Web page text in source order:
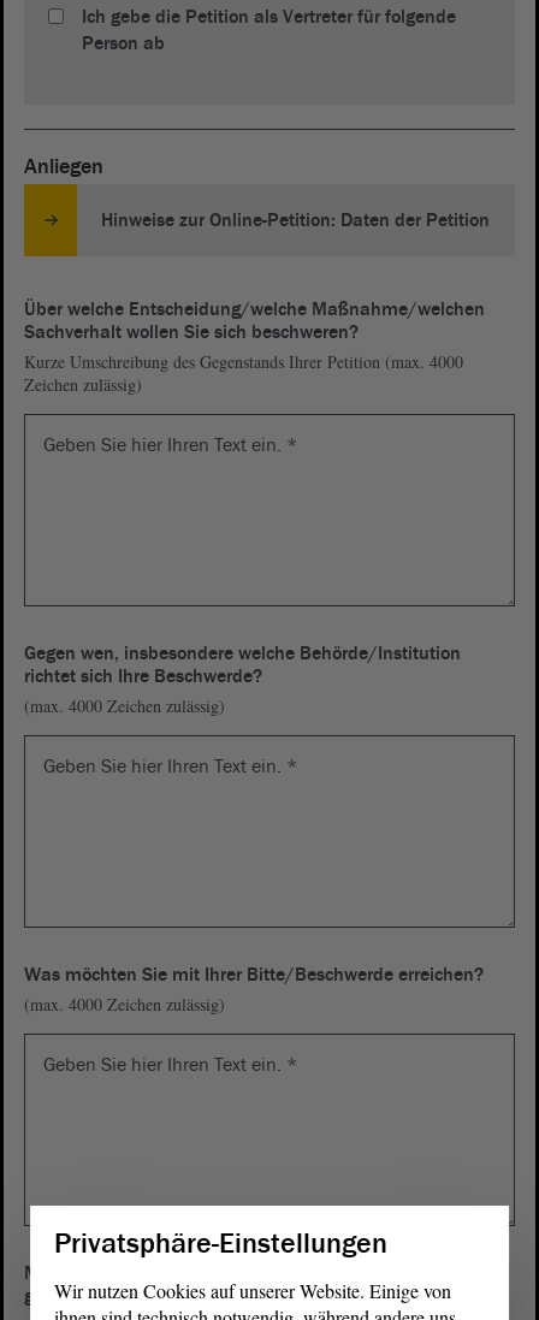
Ich gebe die Petition als Vertreter für folgende
Person ab
Anliegen
Hinweise zur Online-Petition: Daten der Petition
Über welche Entscheidung/welche Maßnahme/welchen
Sachverhalt wollen Sie sich beschweren?
Kurze Umschreibung des Gegenstands Ihrer Petition (max. 4000
Zeichen zulässig)
Gegen wen, insbesondere welche Behörde/Institution
richtet sich Ihre Beschwerde?
(max. 4000 Zeichen zulässig)
Was möchten Sie mit Ihrer Bitte/Beschwerde erreichen?
(max. 4000 Zeichen zulässig)
Muss nach Ihrer Vorstellung ein Gesetz/eine Vorschrift
geändert/ergänzt werden? Wenn ja, welche?
Privatsphäre-Einstellungen
Wir nutzen Cookies auf unserer Website. Einige von